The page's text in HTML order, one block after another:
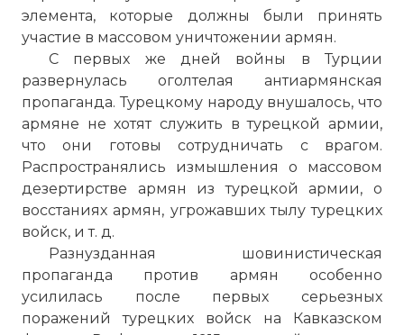
элемента, которые должны были принять
участие в массовом уничтожении армян.
С первых же дней войны в Турции
развернулась оголтелая антиармянская
пропаганда. Турецкому народу внушалось, что
армяне не хотят служить в турецкой армии,
что они готовы сотрудничать с врагом.
Распространялись измышления о массовом
дезертирстве армян из турецкой армии, о
восстаниях армян, угрожавших тылу турецких
войск, и т. д.
Разнузданная шовинистическая
пропаганда против армян особенно
усилилась после первых серьезных
поражений турецких войск на Кавказском